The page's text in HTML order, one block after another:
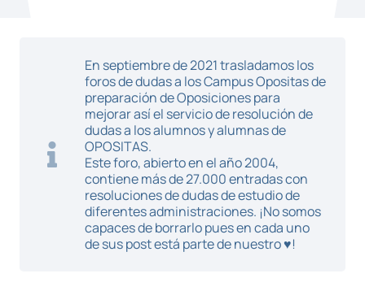
En septiembre de 2021 trasladamos los
foros de dudas a los Campus Opositas de
preparación de Oposiciones para
mejorar así el servicio de resolución de
dudas a los alumnos y alumnas de
OPOSITAS.
Este foro, abierto en el año 2004,
contiene más de 27.000 entradas con
resoluciones de dudas de estudio de
diferentes administraciones. ¡No somos
capaces de borrarlo pues en cada uno
de sus post está parte de nuestro ♥!